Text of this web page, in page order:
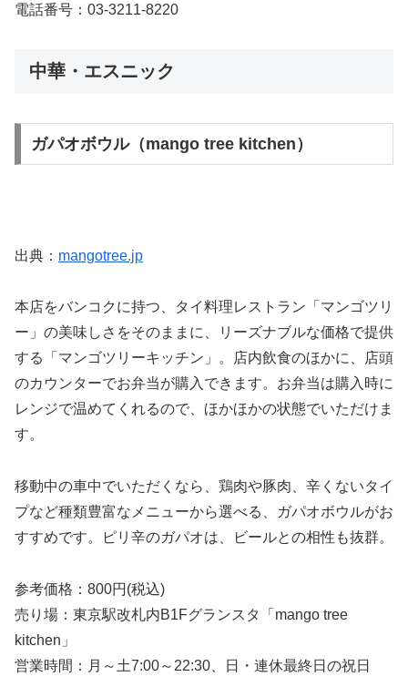
電話番号：03-3211-8220
中華・エスニック
ガパオボウル（mango tree kitchen）
出典： mangotree.jp
本店をバンコクに持つ、タイ料理レストラン「マンゴツリ
ー」の美味しさをそのままに、リーズナブルな価格で提供
する「マンゴツリーキッチン」。店内飲食のほかに、店頭
のカウンターでお弁当が購入できます。お弁当は購入時に
レンジで温めてくれるので、ほかほかの状態でいただけま
す。
移動中の車中でいただくなら、鶏肉や豚肉、辛くないタイ
プなど種類豊富なメニューから選べる、ガパオボウルがお
すすめです。ピリ辛のガパオは、ビールとの相性も抜群。
参考価格：800円(税込)
売り場：東京駅改札内B1Fグランスタ「mango tree
kitchen」
営業時間：月～土7:00～22:30、日・連休最終日の祝日